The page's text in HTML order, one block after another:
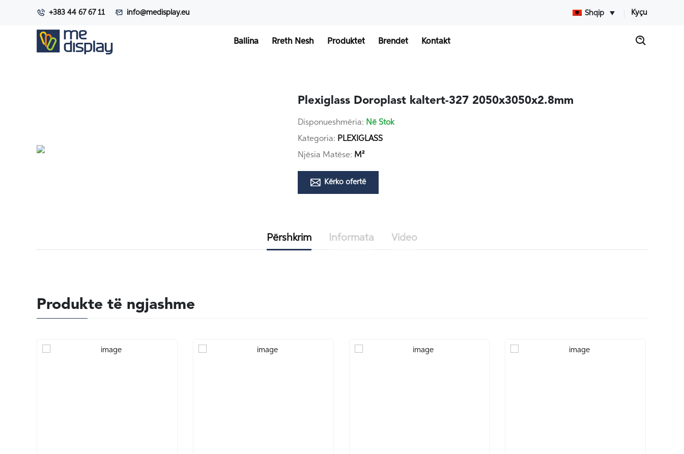
+383 44 67 67 11 info@medisplay.eu Shqip Kyçu
Ballina Rreth Nesh Produktet Brendet Kontakt
Plexiglass Doroplast kaltert-327 2050x3050x2.8mm
Disponueshmëria: Në Stok
Kategoria: PLEXIGLASS
Njësia Matëse: M²
Kërko ofertë
Përshkrim Informata Video
Produkte të ngjashme